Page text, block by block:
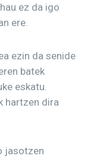
ez da igo
ere.
ezin da senide
batek
eskatu.
hartzen dira
jasotzen